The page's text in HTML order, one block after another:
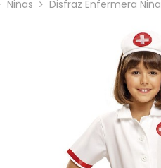
Niñas Disfraz Enfermera Niña